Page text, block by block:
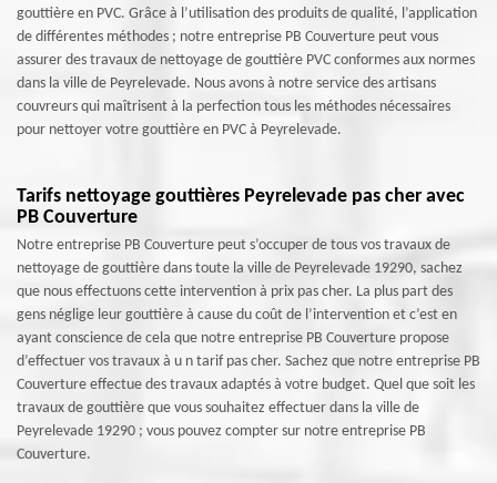
gouttière en PVC. Grâce à l’utilisation des produits de qualité, l’application
de différentes méthodes ; notre entreprise PB Couverture peut vous
assurer des travaux de nettoyage de gouttière PVC conformes aux normes
dans la ville de Peyrelevade. Nous avons à notre service des artisans
couvreurs qui maîtrisent à la perfection tous les méthodes nécessaires
pour nettoyer votre gouttière en PVC à Peyrelevade.
Tarifs nettoyage gouttières Peyrelevade pas cher avec
PB Couverture
Notre entreprise PB Couverture peut s’occuper de tous vos travaux de
nettoyage de gouttière dans toute la ville de Peyrelevade 19290, sachez
que nous effectuons cette intervention à prix pas cher. La plus part des
gens néglige leur gouttière à cause du coût de l’intervention et c’est en
ayant conscience de cela que notre entreprise PB Couverture propose
d’effectuer vos travaux à u n tarif pas cher. Sachez que notre entreprise PB
Couverture effectue des travaux adaptés à votre budget. Quel que soit les
travaux de gouttière que vous souhaitez effectuer dans la ville de
Peyrelevade 19290 ; vous pouvez compter sur notre entreprise PB
Couverture.